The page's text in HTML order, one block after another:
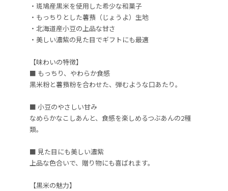
・斑鳩産黒米を使用した希少な和菓子
・もっちりとした薯蕷（じょうよ）生地
・北海道産小豆の上品な甘さ
・美しい濃紫の見た目でギフトにも最適
【味わいの特徴】
■ もっちり、やわらか食感
黒米粉と薯蕷粉を合わせた、弾むような口あたり。
■ 小豆のやさしい甘み
なめらかなこしあんと、食感を楽しめるつぶあんの2種
類。
■ 見た目にも美しい濃紫
上品な色合いで、贈り物にも喜ばれます。
【黒米の魅力】